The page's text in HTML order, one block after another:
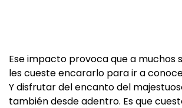
Ese impacto provoca que a muchos
les cueste encararlo para ir a
Y disfrutar del encanto del
también desde adentro. Es que